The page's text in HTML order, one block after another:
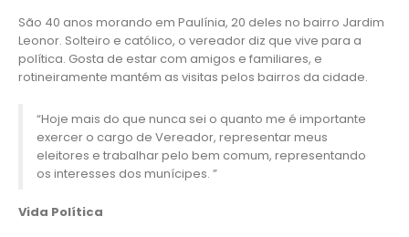
São 40 anos morando em Paulínia, 20 deles no bairro Jardim
Leonor. Solteiro e católico, o vereador diz que vive para a
política. Gosta de estar com amigos e familiares, e
rotineiramente mantém as visitas pelos bairros da cidade.
“Hoje mais do que nunca sei o quanto me é importante
exercer o cargo de Vereador, representar meus
eleitores e trabalhar pelo bem comum, representando
os interesses dos munícipes. ”
Vida Política